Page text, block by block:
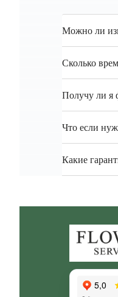
Можно ли
Сколько
Получу ли я
Что если
Какие